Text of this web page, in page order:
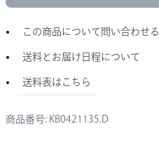
この商品について問い合わせる
送料とお届け日程について
送料表はこちら
商品番号: KB0421135.D